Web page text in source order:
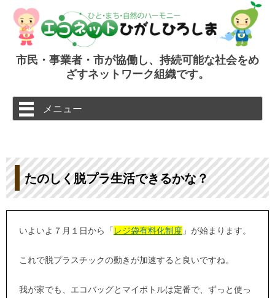
市民・事業者・市が協働し、持続可能な社会をめ
ざすネットワーク組織です。
メニュー
キ
ッ
プ
たのしく脱プラ生活できるかな？
いよいよ７月１日から「 レジ袋有料化制度 」が始まります。
これで脱プラスチックの動きが加速すると良いですね。
我が家でも、エコバッグとマイボトルは定番で、ずっと使っ